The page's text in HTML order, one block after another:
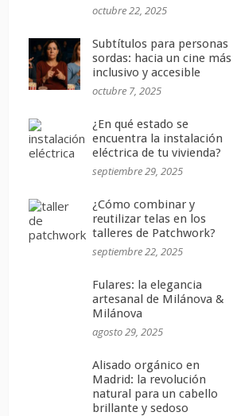
octubre 22, 2025
Subtítulos para personas
sordas: hacia un cine más
inclusivo y accesible
octubre 7, 2025
¿En qué estado se
encuentra la instalación
eléctrica de tu vivienda?
septiembre 29, 2025
¿Cómo combinar y
reutilizar telas en los
talleres de Patchwork?
septiembre 22, 2025
Fulares: la elegancia
artesanal de Milánova &
Milánova
agosto 29, 2025
Alisado orgánico en
Madrid: la revolución
natural para un cabello
brillante y sedoso